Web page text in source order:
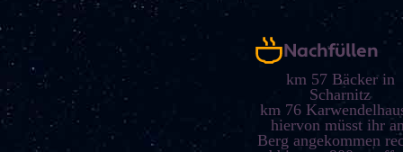
Nachfüllen
km 57 Bäcker in
Scharnitz
km 76
hiervon müsst ihr
Berg angekommen